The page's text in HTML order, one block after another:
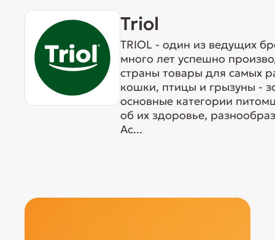
Triol
TRIOL - один из ведущих
много лет успешно
страны товары для самых
кошки, птицы и грызуны -
основные категории
об их здоровье,
Ас...